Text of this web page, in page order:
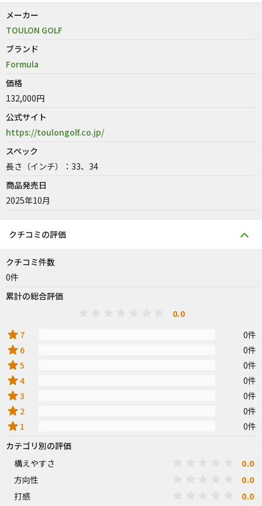
メーカー
TOULON GOLF
ブランド
Formula
価格
132,000円
公式サイト
https://toulongolf.co.jp/
スペック
長さ（インチ）：33、34
商品発売日
2025年10月
クチコミの評価
クチコミ件数
0件
累計の総合評価
0.0
star 7 0件
star 6 0件
star5 0件
star4 0件
star3 0件
star 2 0件
star 1
0件
カテゴリ別の評価
構えやすさ
0.0
方向性 0.0
打感 0.0